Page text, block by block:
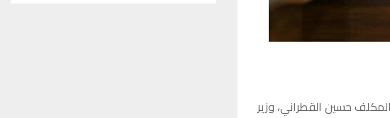
المكلف حسين القطراني، وزير